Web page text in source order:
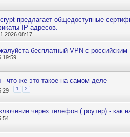
предлагает общедоступные
IP-адресов.
08:17
бесплатный VPN с российским
19:59
- что же это такое на самом деле
1 2
через телефон ( роутер) - как